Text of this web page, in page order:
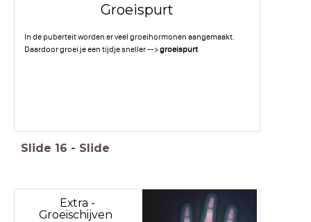
Groeispurt
In de puberteit worden er veel groeihormonen aangemaakt.
Daardoor groei je een tijdje sneller -->groeispurt
Slide 16 - Slide
Extra -
Groeischijven